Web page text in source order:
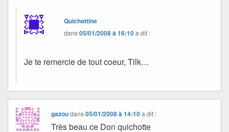
Quichottine
dans05/01/2008 à 16:10a dit :
Je te remercie de tout coeur, Tilk…
gazoudans05/01/2008 à 14:10 a dit :
Très beau ce Don quichotte